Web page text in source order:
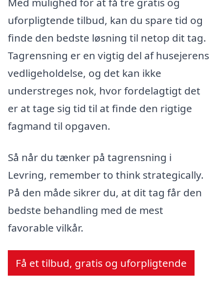
uforpligtende tilbud, kan du spare tid og
finde den bedste løsning til netop dit tag.
Tagrensning er en vigtig del af husejerens
vedligeholdelse, og det kan ikke
understreges nok, hvor fordelagtigt det
er at tage sig tid til at finde den rigtige
fagmand til opgaven.
Så når du tænker på tagrensning i
Levring, remember to think strategically.
På den måde sikrer du, at dit tag får den
bedste behandling med de mest
favorable vilkår.
Få et tilbud, gratis og uforpligtende